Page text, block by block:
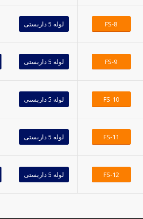
FS-8 لوله 5 داربستی
FS-9 لوله 5 داربستی
FS-10 لوله 5 داربستی
FS-11 لوله 5 داربستی
FS-12 لوله 5 داربستی